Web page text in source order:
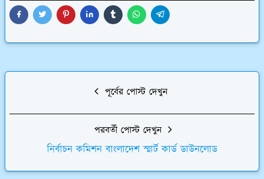
পূর্বের পোস্ট দেখুন
পরবর্তী পোস্ট দেখুন
নির্বাচন কমিশন বাংলাদেশ স্মার্ট কার্ড ডাউনলোড